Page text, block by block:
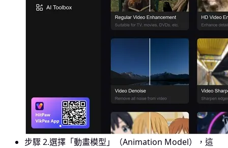
步驟 2.選擇「動畫模型」（Animation Model），這